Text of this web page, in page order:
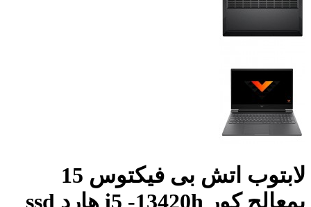
لابتوب اتش بى فيكتوس 15
بمعالج كور i5 -13420h هارد ssd